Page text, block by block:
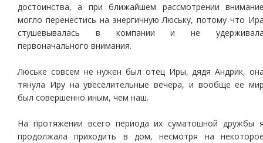
достоинства, а при ближайшем рассмотрении
могло перенестись на энергичную Люську, потому что
стушевывалась в компании и не
первоначального внимания.
Люське совсем не нужен был отец Иры, дядя Андрик,
тянула Иру на увеселительные вечера, и вообще ее
был совершенно иным, чем наш.
На протяжении всего периода их суматошной дружбы
продолжала приходить в дом, несмотря на